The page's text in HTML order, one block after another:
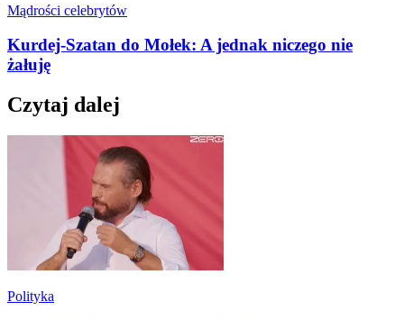
Mądrości celebrytów
Kurdej-Szatan do Mołek: A jednak niczego nie
żałuję
Czytaj dalej
Polityka